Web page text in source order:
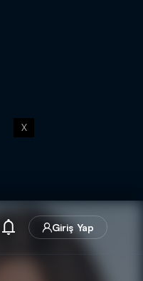
X
Giriş Yap